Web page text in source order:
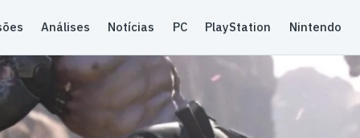
Análises Notícias PC PlayStation Nintendo